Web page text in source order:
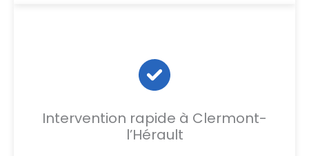
Intervention rapide à Clermont-
l’Hérault